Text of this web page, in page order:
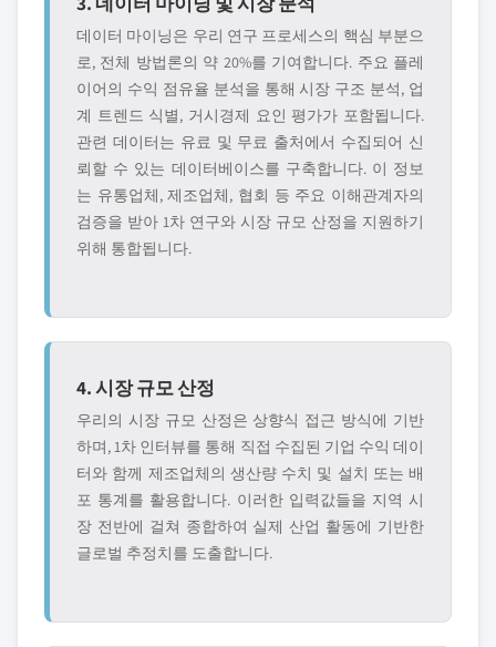
데이터 마이닝은 우리 연구 프로세스의 핵심 부분으
로, 전체 방법론의 약 20%를 기여합니다. 주요 플레
이어의 수익 점유율 분석을 통해 시장 구조 분석, 업
계 트렌드 식별, 거시경제 요인 평가가 포함됩니다.
관련 데이터는 유료 및 무료 출처에서 수집되어 신
뢰할 수 있는 데이터베이스를 구축합니다. 이 정보
는 유통업체, 제조업체, 협회 등 주요 이해관계자의
검증을 받아 1차 연구와 시장 규모 산정을 지원하기
위해 통합됩니다.
4. 시장 규모 산정
우리의 시장 규모 산정은 상향식 접근 방식에 기반
하며, 1차 인터뷰를 통해 직접 수집된 기업 수익 데이
터와 함께 제조업체의 생산량 수치 및 설치 또는 배
포 통계를 활용합니다. 이러한 입력값들을 지역 시
장 전반에 걸쳐 종합하여 실제 산업 활동에 기반한
글로벌 추정치를 도출합니다.